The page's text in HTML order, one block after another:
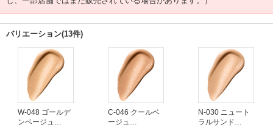
バリエーション(13件)
W-048 ゴールデ
ンベージュ
C-046 クールベ
ージュ
N-030 ニュート
ラルサンド